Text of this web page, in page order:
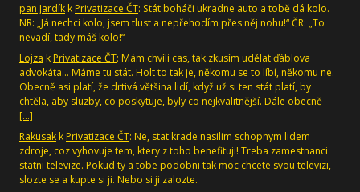
pan Jardík k Privatizace ČT: Stát boháči ukradne auto a tobě dá kolo.
NR: „Já nechci kolo, jsem tlust a nepřehodím přes něj nohu!“ ČR: „To
nevadí, tady máš kolo!“
Lojza k Privatizace ČT: Mám chvíli cas, tak zkusím udělat ďáblova
advokáta... Máme tu stát. Holt to tak je, někomu se to líbí, někomu ne.
Obecně asi platí, že drtivá většina lidí, když už si ten stát platí, by
chtěla, aby sluzby, co poskytuje, byly co nejkvalitnější. Dále obecně
[…]
Rakusak k Privatizace ČT: Ne, stat krade nasilim schopnym lidem
zdroje, coz vyhovuje tem, ktery z toho benefituji! Treba zamestnanci
statni televize. Pokud ty a tobe podobni tak moc chcete svou televizi,
slozte se a kupte si ji. Nebo si ji zalozte.